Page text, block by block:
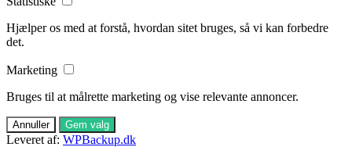
Hjælper os med at forstå, hvordan sitet bruges, så vi kan forbedre
det.
Marketing
Bruges til at målrette marketing og vise relevante annoncer.
Annuller Gem valg
Leveret af: WPBackup.dk